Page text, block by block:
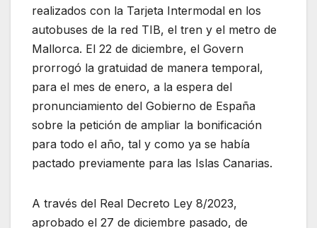
realizados con la Tarjeta Intermodal en los
autobuses de la red TIB, el tren y el metro de
Mallorca. El 22 de diciembre, el Govern
prorrogó la gratuidad de manera temporal,
para el mes de enero, a la espera del
pronunciamiento del Gobierno de España
sobre la petición de ampliar la bonificación
para todo el año, tal y como ya se había
pactado previamente para las Islas Canarias.
A través del Real Decreto Ley 8/2023,
aprobado el 27 de diciembre pasado, de